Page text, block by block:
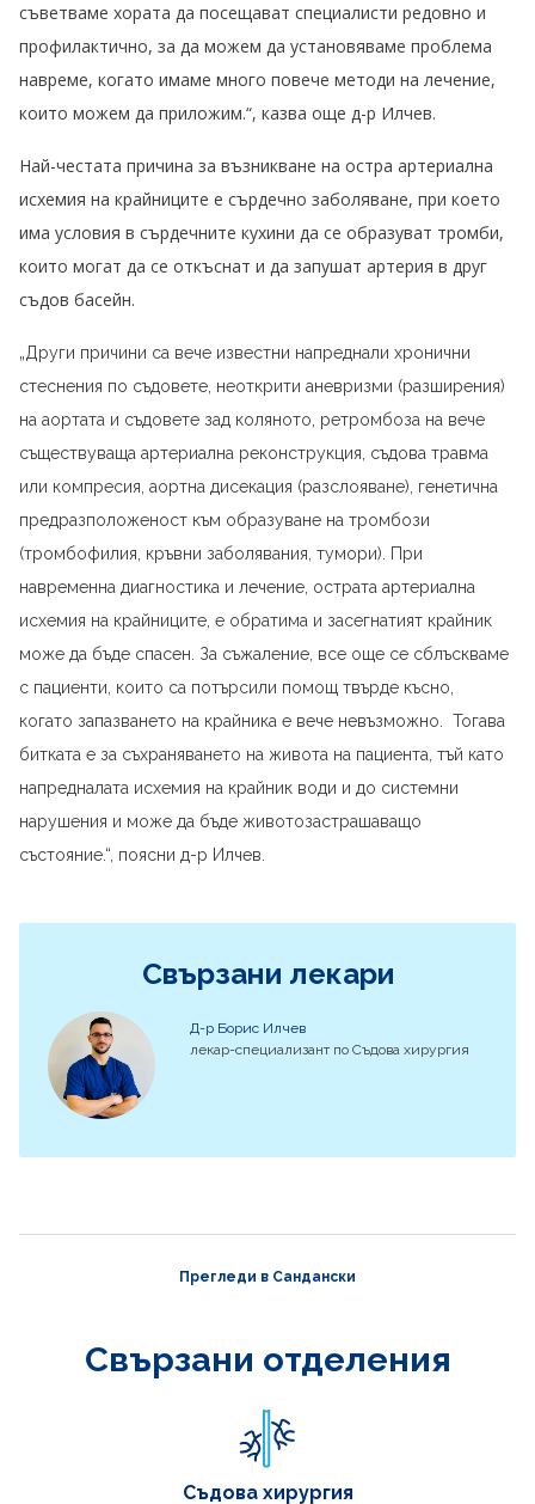
съветваме хората да посещават специалисти редовно и
профилактично, за да можем да установяваме проблема
навреме, когато имаме много повече методи на лечение,
които можем да приложим.“, казва още д-р Илчев.
Най-честата причина за възникване на остра артериална
исхемия на крайниците е сърдечно заболяване, при което
има условия в сърдечните кухини да се образуват тромби,
които могат да се откъснат и да запушат артерия в друг
съдов басейн.
„Други причини са вече известни напреднали хронични
стеснения по съдовете, неоткрити аневризми (разширения)
на аортата и съдовете зад коляното, ретромбоза на вече
съществуваща артериална реконструкция, съдова травма
или компресия, аортна дисекация (разслояване), генетична
предразположеност към образуване на тромбози
(тромбофилия, кръвни заболявания, тумори). При
навременна диагностика и лечение, острата артериална
исхемия на крайниците, е обратима и засегнатият крайник
може да бъде спасен. За съжаление, все още се сблъскваме
с пациенти, които са потърсили помощ твърде късно,
когато запазването на крайника е вече невъзможно. Тогава
битката е за съхраняването на живота на пациента, тъй като
напредналата исхемия на крайник води и до системни
нарушения и може да бъде животозастрашаващо
състояние.“, поясни д-р Илчев.
Свързани лекари
Д-р Борис Илчев
лекар-специализант по Съдова хирургия
Прегледи в Сандански
Свързани отделения
Съдова хирургия